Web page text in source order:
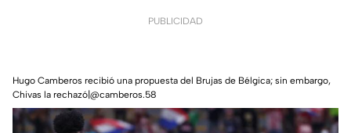
PUBLICIDAD
Hugo Camberos recibió una propuesta del Brujas de Bélgica; sin embargo,
Chivas la rechazó|@camberos.58